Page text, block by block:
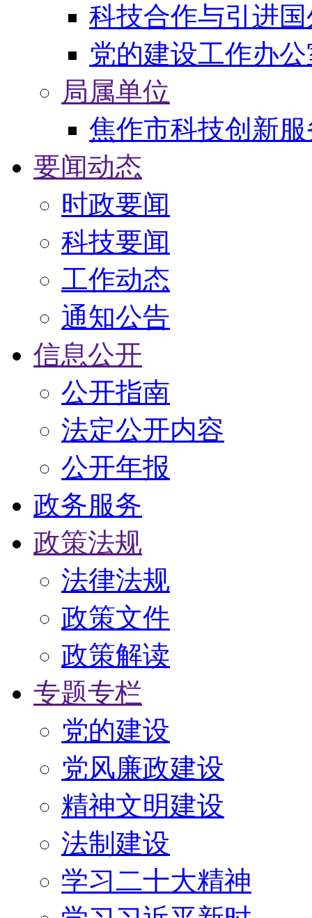
科技合作与引进
党的建设工作办
局属单位
焦作市科技创新
要闻动态
时政要闻
科技要闻
工作动态
通知公告
信息公开
公开指南
法定公开内容
公开年报
政务服务
政策法规
法律法规
政策文件
政策解读
专题专栏
党的建设
党风廉政建设
精神文明建设
法制建设
学习二十大精神